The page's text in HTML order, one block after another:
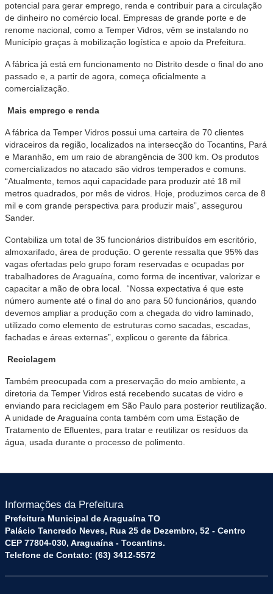
potencial para gerar emprego, renda e contribuir para a circulação
de dinheiro no comércio local. Empresas de grande porte e de
renome nacional, como a Temper Vidros, vêm se instalando no
Município graças à mobilização logística e apoio da Prefeitura.
A fábrica já está em funcionamento no Distrito desde o final do ano
passado e, a partir de agora, começa oficialmente a
comercialização.
Mais emprego e renda
A fábrica da Temper Vidros possui uma carteira de 70 clientes
vidraceiros da região, localizados na intersecção do Tocantins, Pará
e Maranhão, em um raio de abrangência de 300 km. Os produtos
comercializados no atacado são vidros temperados e comuns.
“Atualmente, temos aqui capacidade para produzir até 18 mil
metros quadrados, por mês de vidros. Hoje, produzimos cerca de 8
mil e com grande perspectiva para produzir mais”, assegurou
Sander.
Contabiliza um total de 35 funcionários distribuídos em escritório,
almoxarifado, área de produção. O gerente ressalta que 95% das
vagas ofertadas pelo grupo foram reservadas e ocupadas por
trabalhadores de Araguaína, como forma de incentivar, valorizar e
capacitar a mão de obra local. “Nossa expectativa é que este
número aumente até o final do ano para 50 funcionários, quando
devemos ampliar a produção com a chegada do vidro laminado,
utilizado como elemento de estruturas como sacadas, escadas,
fachadas e áreas externas”, explicou o gerente da fábrica.
Reciclagem
Também preocupada com a preservação do meio ambiente, a
diretoria da Temper Vidros está recebendo sucatas de vidro e
enviando para reciclagem em São Paulo para posterior reutilização.
A unidade de Araguaína conta também com uma Estação de
Tratamento de Efluentes, para tratar e reutilizar os resíduos da
água, usada durante o processo de polimento.
Informações da Prefeitura
Prefeitura Municipal de Araguaína TO
Palácio Tancredo Neves, Rua 25 de Dezembro, 52 - Centro
CEP 77804-030, Araguaína - Tocantins.
Telefone de Contato: (63) 3412-5572